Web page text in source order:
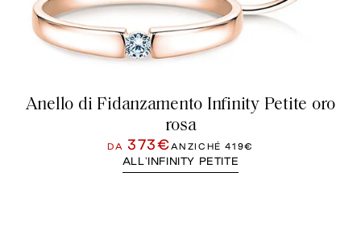
Anello di Fidanzamento Infinity Petite oro
rosa
DA 373€ANZICHÉ419€
ALL'INFINITY PETITE